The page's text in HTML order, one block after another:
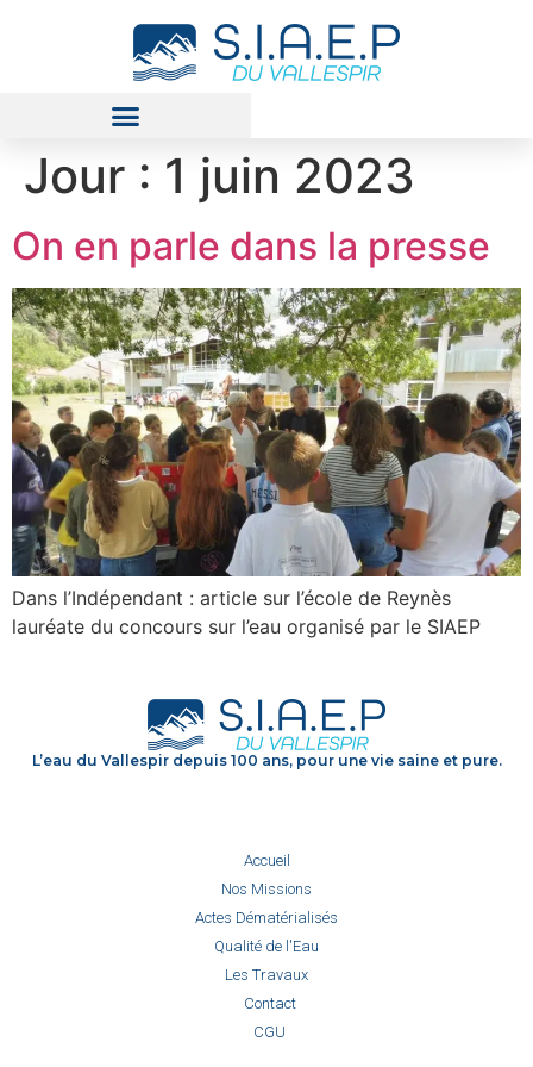
Jour : 1 juin 2023
On en parle dans la presse
Dans l’Indépendant : article sur l’école de Reynès
lauréate du concours sur l’eau organisé par le SIAEP
L’eau du Vallespir depuis 100 ans, pour une vie saine et pure.
Accueil
Nos Missions
Actes Dématérialisés
Qualité de l'Eau
Les Travaux
Contact
CGU